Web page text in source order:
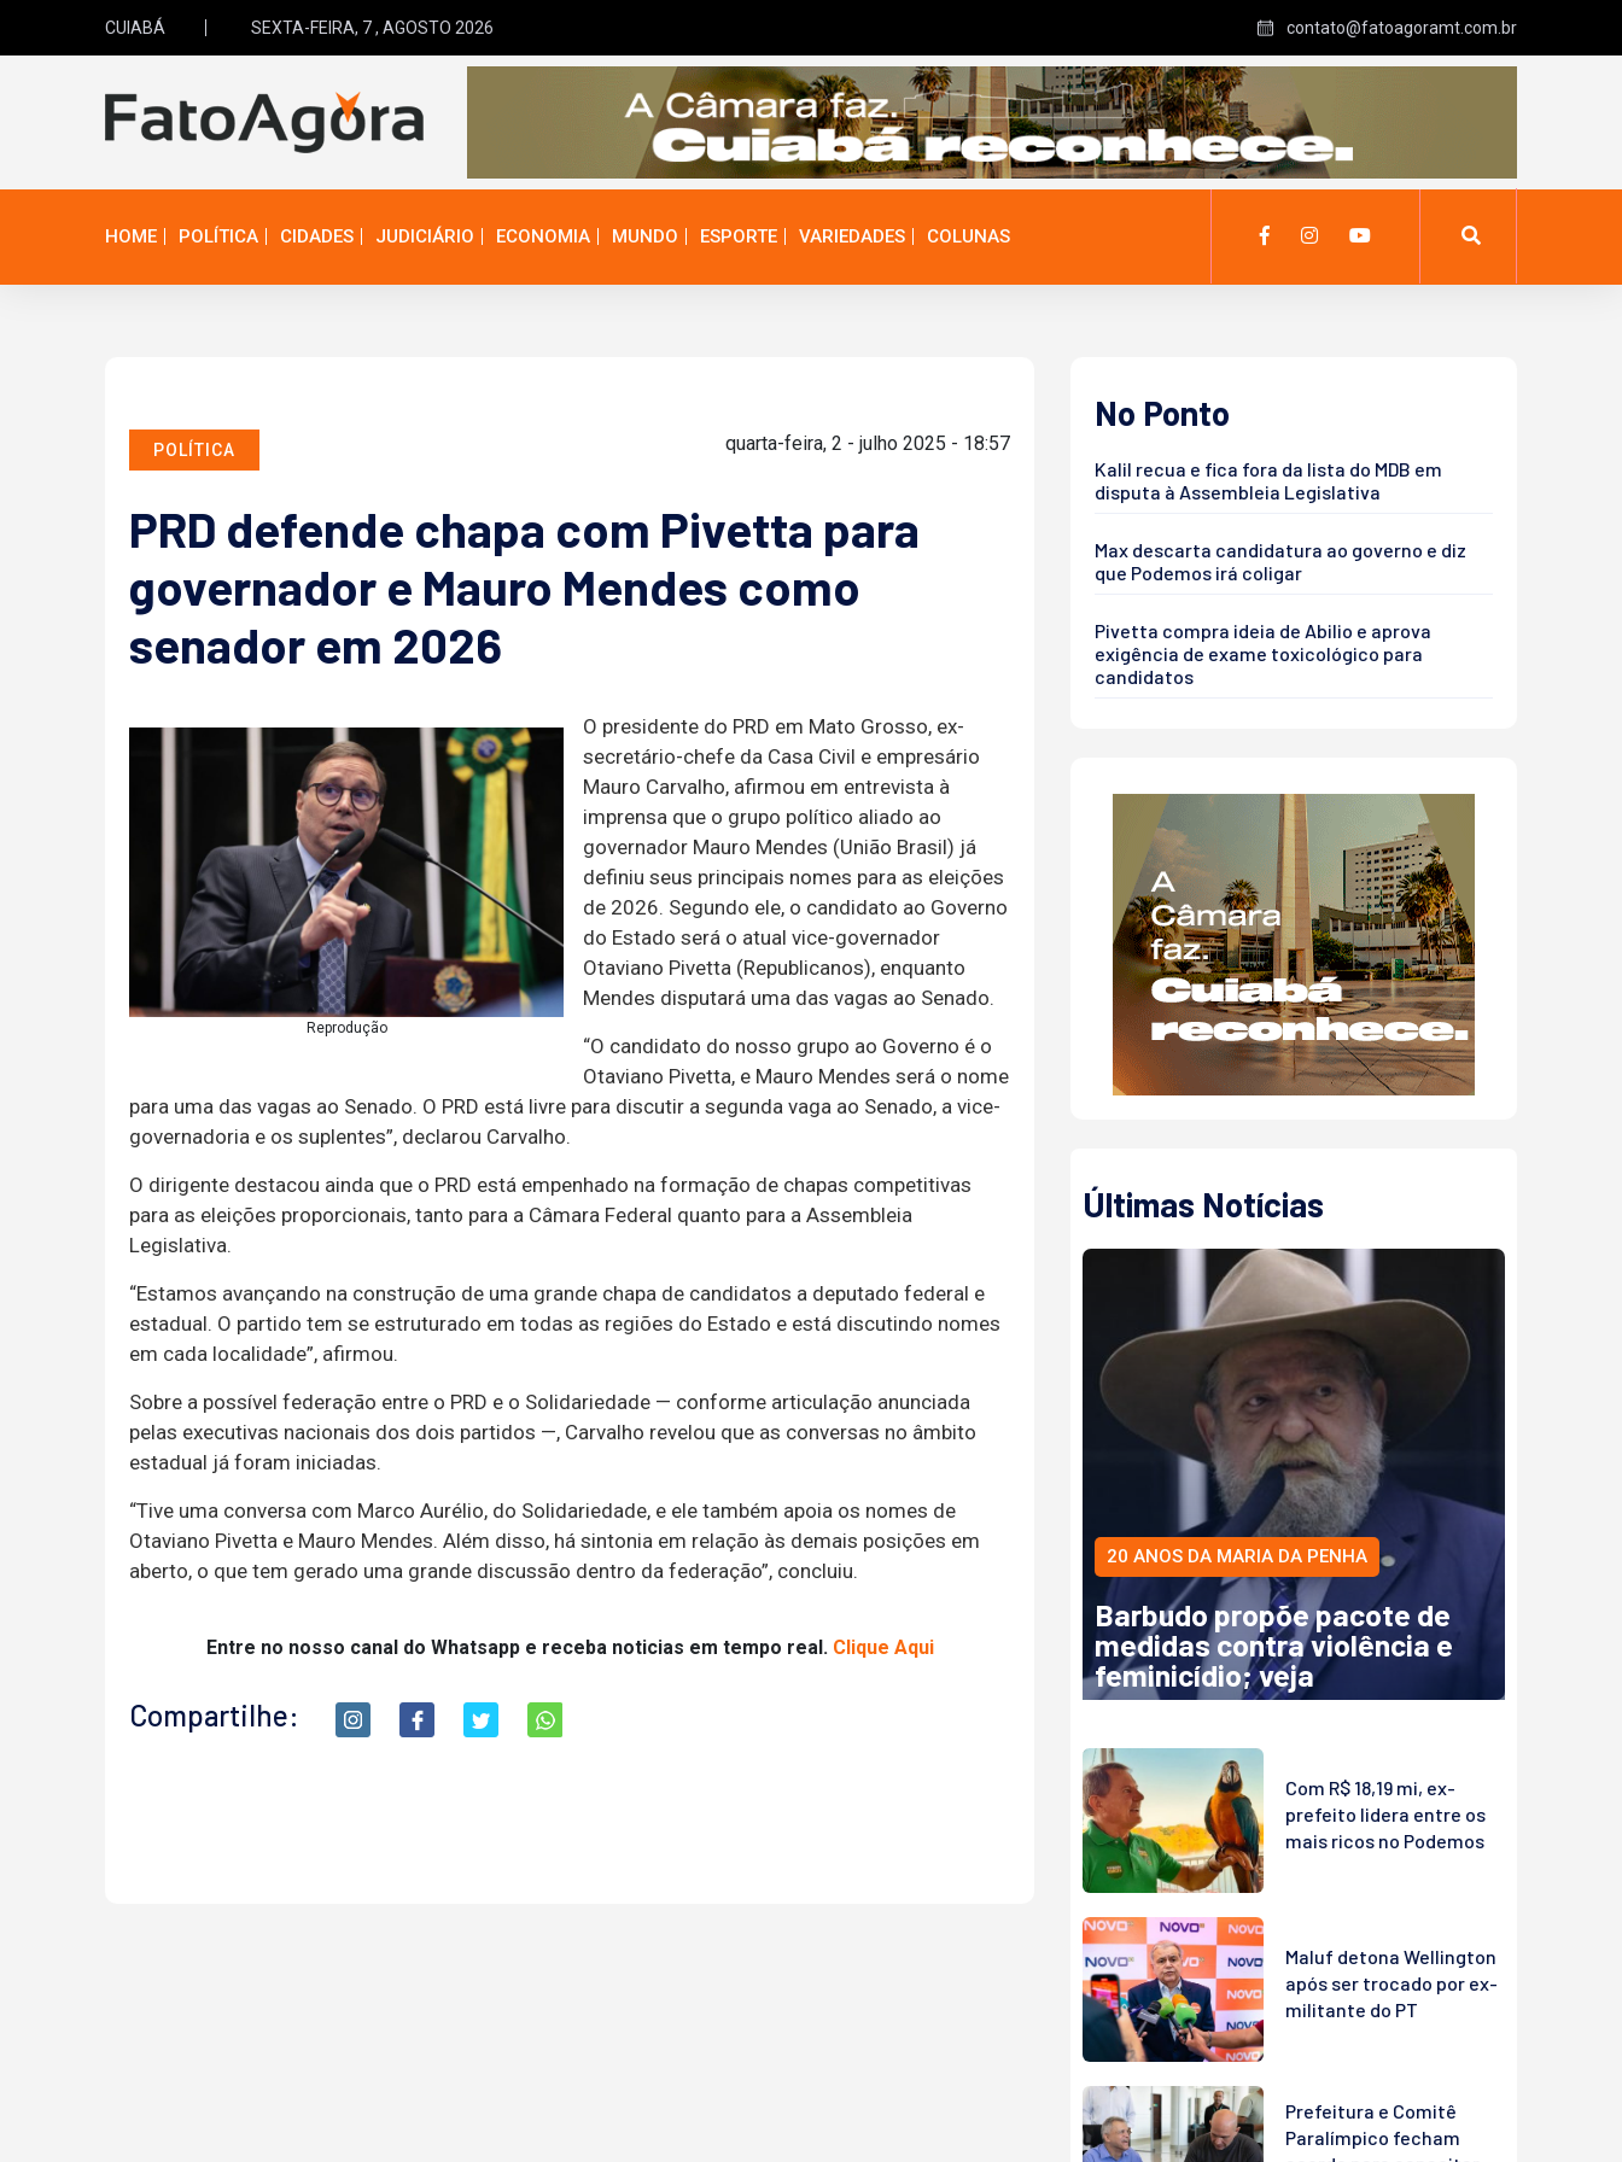
CUIABÁ SEXTA-FEIRA, 7 , AGOSTO 2026 contato@fatoagoramt.com.br
HOME POLÍTICA CIDADES JUDICIÁRIO ECONOMIA MUNDO ESPORTE VARIEDADES COLUNAS
POLÍTICA quarta-feira, 2 - julho 2025 - 18:57
PRD defende chapa com Pivetta para
governador e Mauro Mendes como
senador em 2026
Reprodução
O presidente do PRD em Mato Grosso, ex-
secretário-chefe da Casa Civil e empresário
Mauro Carvalho, afirmou em entrevista à
imprensa que o grupo político aliado ao
governador Mauro Mendes (União Brasil) já
definiu seus principais nomes para as eleições
de 2026. Segundo ele, o candidato ao Governo
do Estado será o atual vice-governador
Otaviano Pivetta (Republicanos), enquanto
Mendes disputará uma das vagas ao Senado.
“O candidato do nosso grupo ao Governo é o
Otaviano Pivetta, e Mauro Mendes será o nome
para uma das vagas ao Senado. O PRD está livre para discutir a segunda vaga ao Senado, a vice-
governadoria e os suplentes”, declarou Carvalho.
O dirigente destacou ainda que o PRD está empenhado na formação de chapas competitivas
para as eleições proporcionais, tanto para a Câmara Federal quanto para a Assembleia
Legislativa.
“Estamos avançando na construção de uma grande chapa de candidatos a deputado federal e
estadual. O partido tem se estruturado em todas as regiões do Estado e está discutindo nomes
em cada localidade”, afirmou.
Sobre a possível federação entre o PRD e o Solidariedade — conforme articulação anunciada
pelas executivas nacionais dos dois partidos —, Carvalho revelou que as conversas no âmbito
estadual já foram iniciadas.
“Tive uma conversa com Marco Aurélio, do Solidariedade, e ele também apoia os nomes de
Otaviano Pivetta e Mauro Mendes. Além disso, há sintonia em relação às demais posições em
aberto, o que tem gerado uma grande discussão dentro da federação”, concluiu.
Entre no nosso canal do Whatsapp e receba noticias em tempo real. Clique Aqui
Compartilhe:
No Ponto
Kalil recua e fica fora da lista do MDB em
disputa à Assembleia Legislativa
Max descarta candidatura ao governo e diz
que Podemos irá coligar
Pivetta compra ideia de Abilio e aprova
exigência de exame toxicológico para
candidatos
Últimas Notícias
20 ANOS DA MARIA DA PENHA
Barbudo propõe pacote de
medidas contra violência e
feminicídio; veja
Com R$ 18,19 mi, ex-
prefeito lidera entre os
mais ricos no Podemos
Maluf detona Wellington
após ser trocado por ex-
militante do PT
Prefeitura e Comitê
Paralímpico fecham